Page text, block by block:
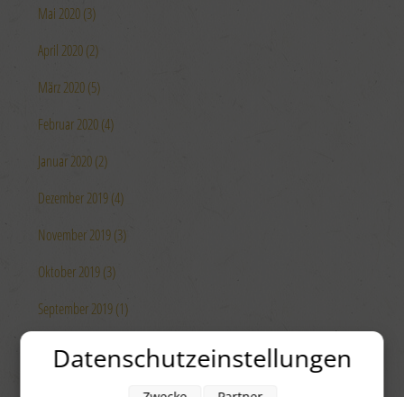
Mai 2020 (3)
April 2020 (2)
März 2020 (5)
Februar 2020 (4)
Januar 2020 (2)
Dezember 2019 (4)
November 2019 (3)
Oktober 2019 (3)
September 2019 (1)
August 2019 (4)
Datenschutzeinstellungen